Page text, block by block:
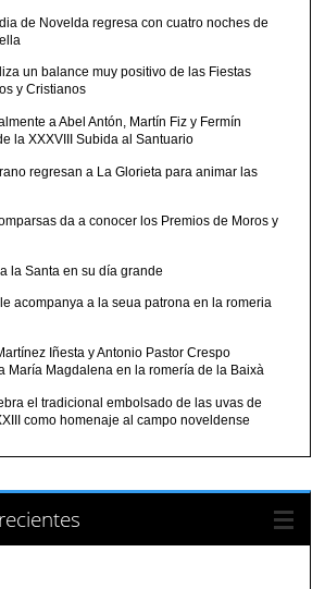
de Novelda regresa con cuatro noches de
un balance muy positivo de las Fiestas
y Cristianos
a Abel Antón, Martín Fiz y Fermín
la XXXVIII Subida al Santuario
regresan a La Glorieta para animar las
da a conocer los Premios de Moros y
la Santa en su día grande
acompanya a la seua patrona en la romeria
Iñesta y Antonio Pastor Crespo
María Magdalena en la romería de la Baixà
el tradicional embolsado de las uvas de
como homenaje al campo noveldense